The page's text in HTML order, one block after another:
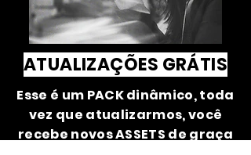
ATUALIZAÇÕES GRÁTIS
Esse é um PACK dinâmico, toda
vez que atualizarmos, você
recebe novos ASSETS de graça